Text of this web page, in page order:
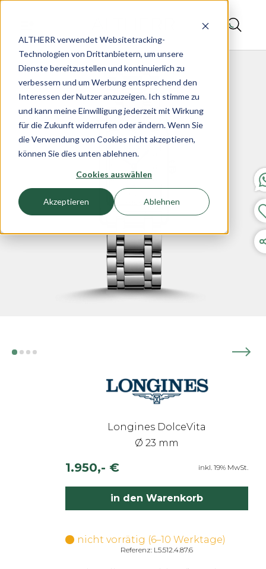
ALTHERR verwendet Websitetracking-
Technologien von Drittanbietern, um unsere
Dienste bereitzustellen und kontinuierlich zu
verbessern und um Werbung entsprechend den
Interessen der Nutzer anzuzeigen. Ich stimme zu
und kann meine Einwilligung jederzeit mit Wirkung
für die Zukunft widerrufen oder ändern. Wenn Sie
die Verwendung von Cookies nicht akzeptieren,
können Sie dies unten ablehnen.
Cookies auswählen
Akzeptieren Ablehnen
Longines DolceVita
Ø 23 mm
1.950,- € inkl. 19% MwSt.
in den Warenkorb
nicht vorrätig (6–10 Werktage)
Referenz: L5.512.4.87.6